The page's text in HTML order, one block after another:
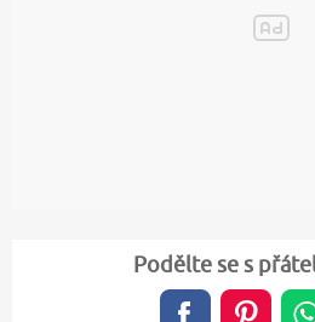
Podělte se s